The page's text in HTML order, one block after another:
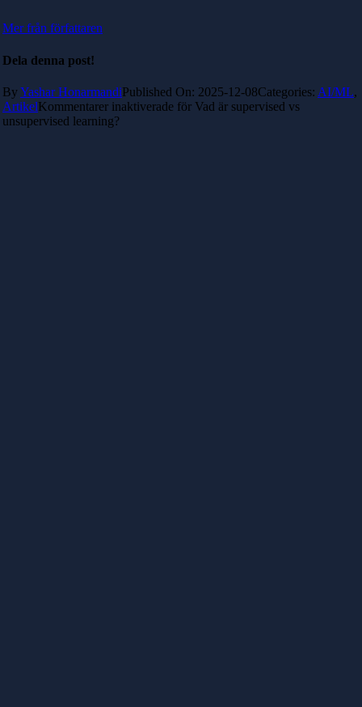
Mer från författaren
Dela denna post!
ByYashar HonarmandiPublished On: 2025-12-08Categories: AI/ML,
ArtikelKommentarer inaktiverade för Vad är supervised vs
unsupervised learning?